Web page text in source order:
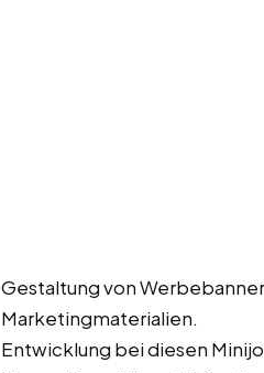
Gestaltung von
Marketingmaterialien.
Entwicklung bei diesen